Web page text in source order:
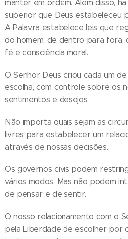
manter em ordem. Além disso,
superior que Deus estabeleceu
A Palavra estabelece leis que
do homem, de dentro para fora,
fé e consciência moral.
O Senhor Deus criou cada um
escolha, com controle sobre os
sentimentos e desejos.
Não importa quais sejam as
livres para estabelecer um
através de nossas decisões.
Os governos civis podem
vários modos, Mas não podem
de pensar e de sentir.
O nosso relacionamento com o
pela Liberdade de escolher por